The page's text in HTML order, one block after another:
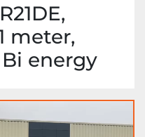
meter,
energy